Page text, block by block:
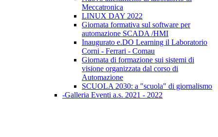
Meccatronica
LINUX DAY 2022
Giornata formativa sul software per
automazione SCADA /HMI
Inaugurato e.DO Learning il Laboratorio
Corni - Ferrari - Comau
Giornata di formazione sui sistemi di
visione organizzata dal corso di
Automazione
SCUOLA 2030: a "scuola" di giornalismo
-Galleria Eventi a.s. 2021 - 2022